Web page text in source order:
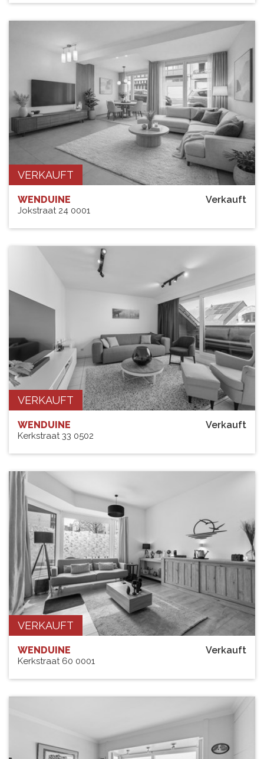
VERKAUFT
Verkauft
WENDUINE
Jokstraat 24 0001
VERKAUFT
Verkauft
WENDUINE
Kerkstraat 33 0502
VERKAUFT
Verkauft
WENDUINE
Kerkstraat 60 0001